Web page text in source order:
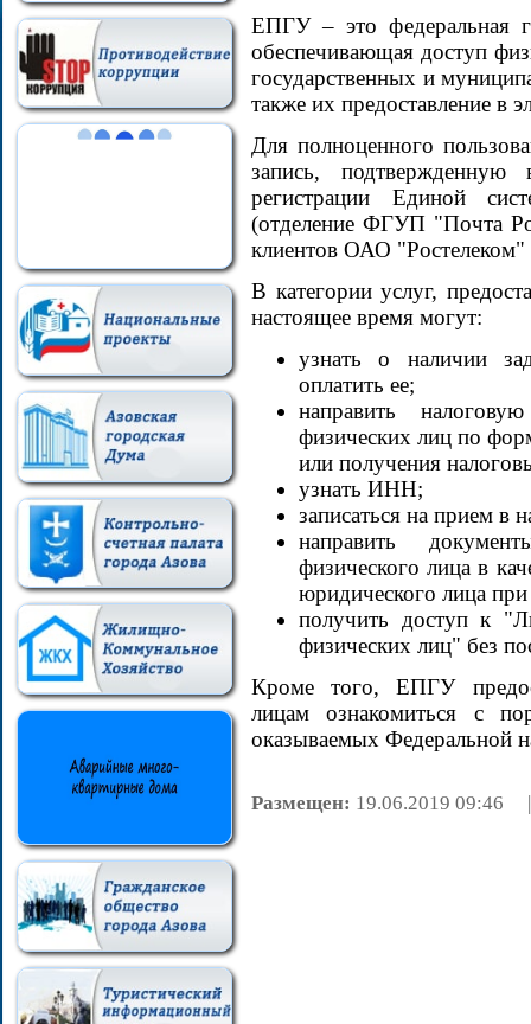
ЕПГУ – это федеральная
обеспечивающая доступ
государственных и
также их предоставление в
Для полноценного
запись,
регистрации Единой
(отделение ФГУП "Почта
клиентов ОАО "Ростелеком"
В категории услуг,
настоящее время могут:
узнать о наличии
оплатить ее;
направить
физических лиц по
или получения
узнать ИНН;
записаться на прием в
направить
физического лица в
юридического лица при
получить доступ к
физических лиц" без
Кроме того, ЕПГУ
лицам ознакомиться с
оказываемых Федеральной
Размещен: 19.06.2019